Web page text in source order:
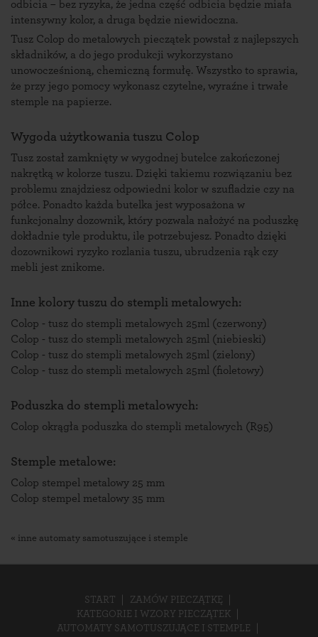
odbicia – bez ryzyka, że jedna część odbicia będzie miała
intensywny kolor, a druga będzie niewidoczna.
Tusz Colop do metalowych pieczątek powstał z najlepszych
składników, a do jego produkcji wykorzystano
unowocześnioną, chemiczną formułę. Wszystko to sprawia,
że przy jego pomocy wykonasz czytelne, wyraźne i trwałe
stemple na papierze.
Wygoda użytkowania tuszu Colop
Tusz został zamknięty w wygodnej butelce zakończonej
nakrętką w kolorze tuszu. Dzięki takiemu rozwiązaniu bez
problemu znajdziesz odpowiedni kolor w szufladzie czy na
półce. Ponadto każda butelka jest wyposażona w
funkcjonalny dozownik, który pozwala nałożyć na poduszkę
dokładnie tyle produktu, ile potrzebujesz. Ponadto dzięki
dozownikowi ryzyko rozlania tuszu, ubrudzenia rąk czy
mebli jest znikome.
Inne kolory tuszu do stempli metalowych:
Colop - tusz do stempli metalowych 25ml (czerwony)
Colop - tusz do stempli metalowych 25ml (niebieski)
Colop - tusz do stempli metalowych 25ml (zielony)
Colop - tusz do stempli metalowych 25ml (fioletowy)
Poduszka do stempli metalowych:
Colop okrągła poduszka do stempli metalowych (R95)
Stemple metalowe:
Colop stempel metalowy 25 mm
Colop stempel metalowy 35 mm
« inne automaty samotuszujące i stemple
START
ZAMÓW PIECZĄTKĘ
KATEGORIE I WZORY PIECZĄTEK
AUTOMATY SAMOTUSZUJĄCE I STEMPLE